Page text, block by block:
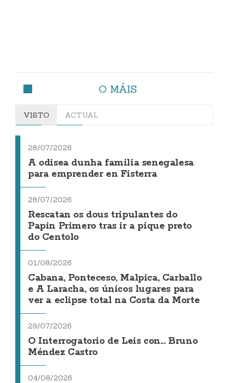
O MÁIS
VISTO ACTUAL
28/07/2026
A odisea dunha familia senegalesa
para emprender en Fisterra
28/07/2026
Rescatan os dous tripulantes do
Papin Primero tras ir a pique preto
do Centolo
01/08/2026
Cabana, Ponteceso, Malpica, Carballo
e A Laracha, os únicos lugares para
ver a eclipse total na Costa da Morte
29/07/2026
O Interrogatorio de Leis con... Bruno
Méndez Castro
04/08/2026